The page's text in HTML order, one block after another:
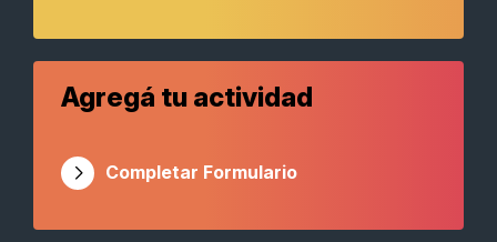
Agregá tu actividad
Completar Formulario